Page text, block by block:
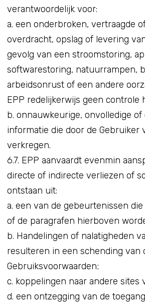
verantwoordelijk voor:
a. een onderbroken, vertraagde
overdracht, opslag of levering
gevolg van een stroomstoring,
softwarestoring, natuurrampen,
arbeidsonrust of een andere
EPP redelijkerwijs geen controle
b. onnauwkeurige, onvolledige
informatie die door de Gebruiker
verkregen.
6.7. EPP aanvaardt evenmin
directe of indirecte verliezen of
ontstaan uit:
a. een van de gebeurtenissen
of de paragrafen hierboven
b. Handelingen of nalatigheden
resulteren in een schending van
Gebruiksvoorwaarden;
c. koppelingen naar andere sites
d. een ontzegging van de